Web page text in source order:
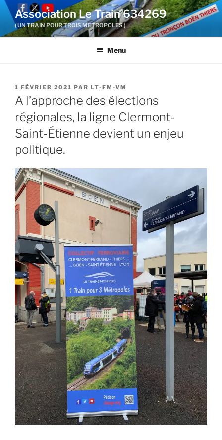
Aller
contenu
Association Le Train 634269
( UN TRAIN POUR TROIS METROPOLES )
Menu
PUBLIÉ
LE
1 FÉVRIER 2021 PAR LT-FM-VM
A l’approche des élections
régionales, la ligne Clermont-
Saint-Étienne devient un enjeu
politique.